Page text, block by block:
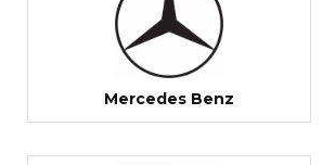
Mercedes Benz